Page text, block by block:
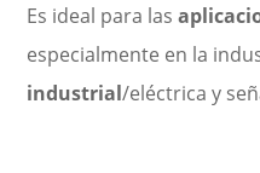
Es ideal para las
especialmente en la
industrial/eléctrica y